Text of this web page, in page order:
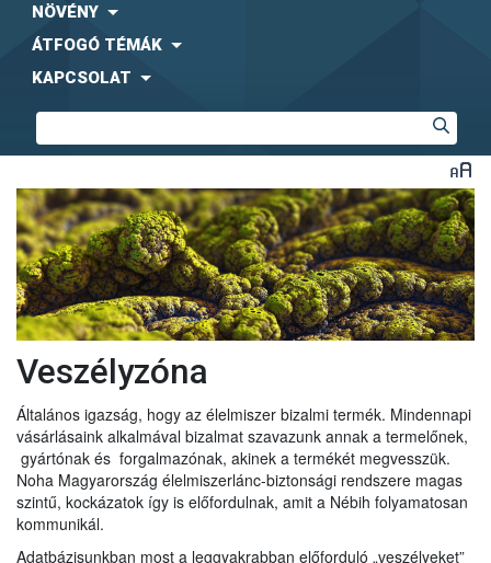
NÖVÉNY
ÁTFOGÓ TÉMÁK
KAPCSOLAT
Veszélyzóna
Általános igazság, hogy az élelmiszer bizalmi termék. Mindennapi
vásárlásaink alkalmával bizalmat szavazunk annak a termelőnek,
gyártónak és forgalmazónak, akinek a termékét megvesszük.
Noha Magyarország élelmiszerlánc-biztonsági rendszere magas
szintű, kockázatok így is előfordulnak, amit a Nébih folyamatosan
kommunikál.
Adatbázisunkban most a leggyakrabban előforduló „veszélyeket”